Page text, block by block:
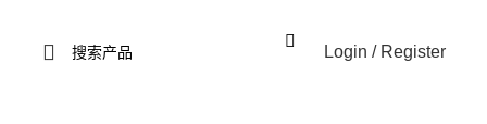
Login / Register